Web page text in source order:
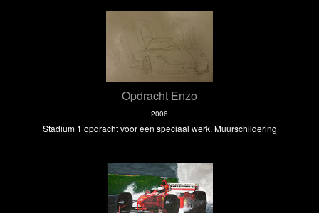
Opdracht Enzo
2006
Stadium 1 opdracht voor een speciaal werk. Muurschildering